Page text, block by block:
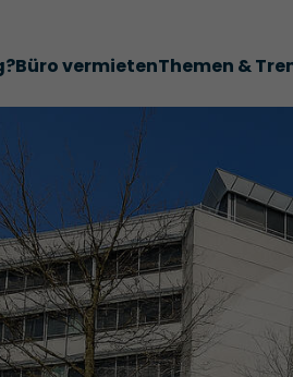
Büro vermietenThemen &
Büromieter ABC